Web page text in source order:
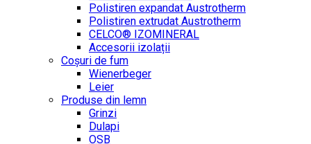
Polistiren expandat Austrotherm
Polistiren extrudat Austrotherm
CELCO® IZOMINERAL
Accesorii izolații
Coșuri de fum
Wienerbeger
Leier
Produse din lemn
Grinzi
Dulapi
OSB